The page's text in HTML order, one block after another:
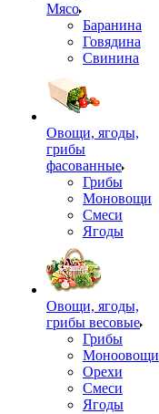
Мясо
Баранина
Говядина
Свинина
Овощи, ягоды,
грибы
фасованные
Грибы
Моновощи
Смеси
Ягоды
Овощи, ягоды,
грибы весовые
Грибы
Моноовощи
Орехи
Смеси
Ягоды